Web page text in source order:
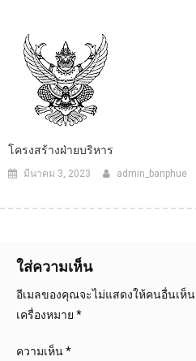
โครงสร้างฝ่ายบริหาร
มีนาคม 3, 2023 admin_banphue
ใส่ความเห็น
อีเมลของคุณจะไม่แสดงให้คนอื่นเห็น
เครื่องหมาย *
ความเห็น*